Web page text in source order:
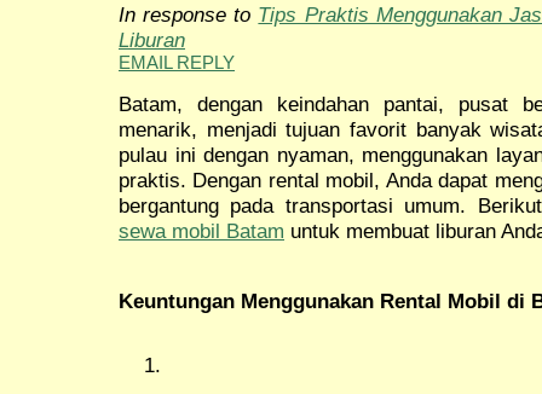
In response to Tips Praktis Menggunakan
Liburan
EMAIL REPLY
Batam, dengan keindahan pantai, pusat
menarik, menjadi tujuan favorit banyak
pulau ini dengan nyaman, menggunakan
praktis. Dengan rental mobil, Anda dapat
bergantung pada transportasi umum.
sewa mobil Batam untuk membuat liburan
Keuntungan Menggunakan Rental Mobil di